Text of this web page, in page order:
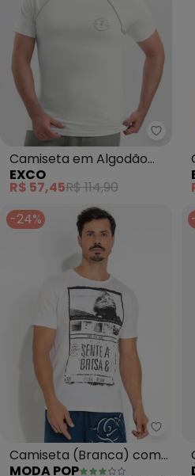
Exco
Camiseta em Algodão
(Branco)
EXCO
R$ 57,45R$ 114,90
-24%
Moda
Camiseta (Branca) com
MODA POP